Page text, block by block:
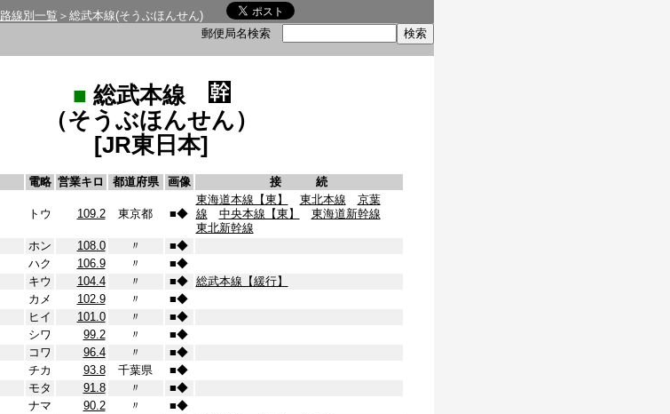
路線別一覧 ＞総武本線(そうぶほんせん)
郵便局名検索
■ 総武本線
（そうぶほんせん）
[JR東日本]
電略 営業キロ 都道府県 画像 接 続
トウ 109.2 東京都 ■◆
東海道本線【東】 東北本線
京葉
線
中央本線【東】
東海道新幹線
東北新幹線
ホン 108.0 〃 ■◆
ハク 106.9 〃 ■◆
キウ 104.4 〃 ■◆ 総武本線【緩行】
カメ 102.9 〃 ■◆
ヒイ 101.0 〃 ■◆
シワ 99.2 〃 ■◆
コワ 96.4 〃 ■◆
チカ 93.8 千葉県 ■◆
モタ 91.8 〃 ■◆
ナマ 90.2 〃 ■◆